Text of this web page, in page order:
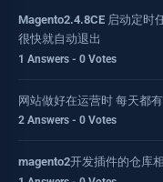
Magento2.4.8CE 启动定时
很快就自动退出
1 Answers - 0 Votes
网站做好在运营时 每天都
2 Answers - 0 Votes
magento2开发插件的仓库